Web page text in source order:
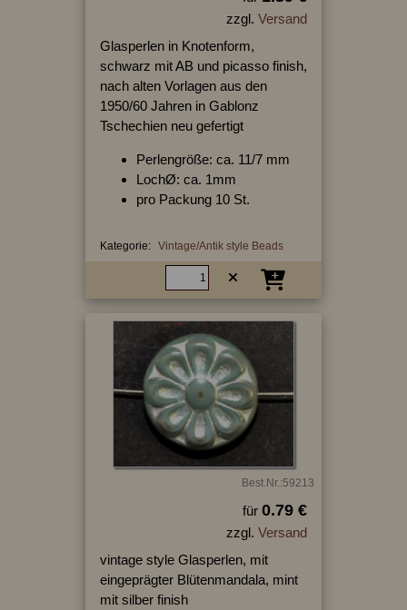
zzgl. Versand
Glasperlen in Knotenform,
schwarz mit AB und picasso finish,
nach alten Vorlagen aus den
1950/60 Jahren in Gablonz
Tschechien neu gefertigt
Perlengröße: ca. 11/7 mm
LochØ: ca. 1mm
pro Packung 10 St.
Kategorie: Vintage/Antik style Beads
Best.Nr.:59213
für 0.79 €
zzgl. Versand
vintage style Glasperlen, mit
eingeprägter Blütenmandala, mint
mit silber finish